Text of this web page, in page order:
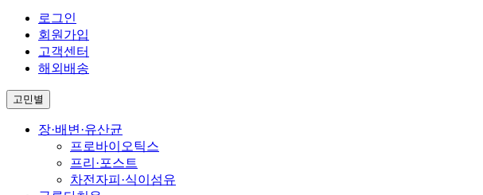
로그인
회원가입
고객센터
해외배송
고민별
장·배변·유산균
프로바이오틱스
프리·포스트
차전자피·식이섬유